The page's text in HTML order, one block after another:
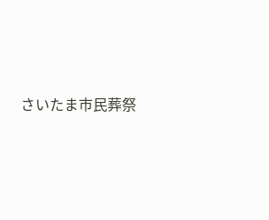
さいたま市民葬祭